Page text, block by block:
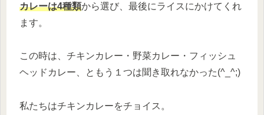
カレーは4種類から選び、最後にライスにかけてくれ
ます。
この時は、チキンカレー・野菜カレー・フィッシュ
ヘッドカレー、ともう１つは聞き取れなかった(^_^;)
私たちはチキンカレーをチョイス。